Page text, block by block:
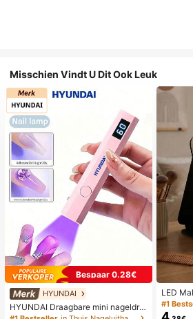
Misschien Vindt U Dit Ook Leuk
Bespaar 0.28€
HYUNDAI
HYUNDAI Draagbare mini nageldro
ger, oplaadbare handlamp UV/LED
LED
smodi,
gbaar
#1